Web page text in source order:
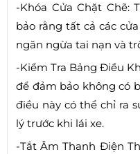
-Khóa Cửa Chặt Chẽ:
bảo rằng tất cả các
ngăn ngừa tai nạn và
-Kiểm Tra Bảng Điều
để đảm bảo không có
điều này có thể chỉ ra
lý trước khi lái xe.
-Tắt Âm Thanh Điện